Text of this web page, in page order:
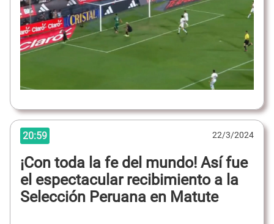
20:59 22/3/2024
¡Con toda la fe del mundo! Así fue
el espectacular recibimiento a la
Selección Peruana en Matute